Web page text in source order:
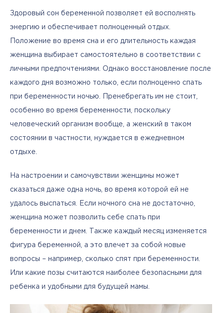
Здоровый сон беременной позволяет ей восполнять
энергию и обеспечивает полноценный отдых.
Положение во время сна и его длительность каждая
женщина выбирает самостоятельно в соответствии с
личными предпочтениями. Однако восстановление после
каждого дня возможно только, если полноценно спать
при беременности ночью. Пренебрегать им не стоит,
особенно во время беременности, поскольку
человеческий организм вообще, а женский в таком
состоянии в частности, нуждается в ежедневном
отдыхе.
На настроении и самочувствии женщины может
сказаться даже одна ночь, во время которой ей не
удалось выспаться. Если ночного сна не достаточно,
женщина может позволить себе спать при
беременности и днем. Также каждый месяц изменяется
фигура беременной, а это влечет за собой новые
вопросы – например, сколько спят при беременности.
Или какие позы считаются наиболее безопасными для
ребенка и удобными для будущей мамы.